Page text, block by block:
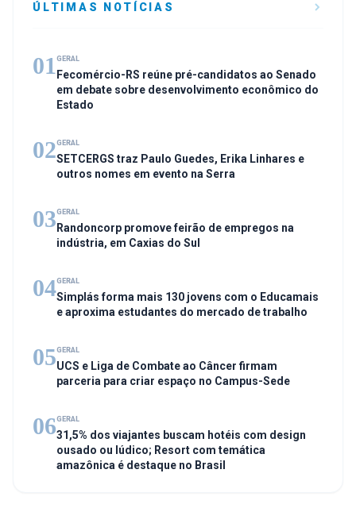
ÚLTIMAS NOTÍCIAS
01 GERAL
Fecomércio-RS reúne pré-candidatos ao Senado
em debate sobre desenvolvimento econômico do
Estado
02GERAL
SETCERGS traz Paulo Guedes, Erika Linhares e
outros nomes em evento na Serra
03GERAL
Randoncorp promove feirão de empregos na
indústria, em Caxias do Sul
04GERAL
Simplás forma mais 130 jovens com o Educamais
e aproxima estudantes do mercado de trabalho
05GERAL
UCS e Liga de Combate ao Câncer firmam
parceria para criar espaço no Campus-Sede
06GERAL
31,5% dos viajantes buscam hotéis com design
ousado ou lúdico; Resort com temática
amazônica é destaque no Brasil